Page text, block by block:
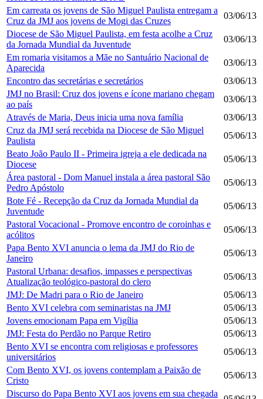
Em carreata os jovens de São Miguel Paulista entregam a
Cruz da JMJ aos jovens de Mogi das Cruzes
03/06/13
Diocese de São Miguel Paulista, em festa acolhe a Cruz
da Jornada Mundial da Juventude
03/06/13
Em romaria visitamos a Mãe no Santuário Nacional de
Aparecida
03/06/13
Encontro das secretárias e secretários
03/06/13
JMJ no Brasil: Cruz dos jovens e ícone mariano chegam
ao país
03/06/13
Através de Maria, Deus inicia uma nova família
03/06/13
Cruz da JMJ será recebida na Diocese de São Miguel
Paulista
05/06/13
Beato João Paulo II - Primeira igreja a ele dedicada na
Diocese
05/06/13
Área pastoral - Dom Manuel instala a área pastoral São
Pedro Apóstolo
05/06/13
Bote Fé - Recepção da Cruz da Jornada Mundial da
Juventude
05/06/13
Pastoral Vocacional - Promove encontro de coroinhas e
acólitos
05/06/13
Papa Bento XVI anuncia o lema da JMJ do Rio de
Janeiro
05/06/13
Pastoral Urbana: desafios, impasses e perspectivas
Atualização teológico-pastoral do clero
05/06/13
JMJ: De Madri para o Rio de Janeiro
05/06/13
Bento XVI celebra com seminaristas na JMJ
05/06/13
Jovens emocionam Papa em Vigília
05/06/13
JMJ: Festa do Perdão no Parque Retiro
05/06/13
Bento XVI se encontra com religiosas e professores
universitários
05/06/13
Com Bento XVI, os jovens contemplam a Paixão de
Cristo
05/06/13
Discurso do Papa Bento XVI aos jovens em sua chegada